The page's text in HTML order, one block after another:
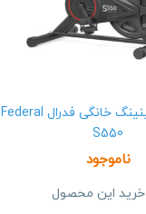
دوچرخه اسپینینگ خانگی فدرال Federal
S550
ناموجود
خرید این محصول